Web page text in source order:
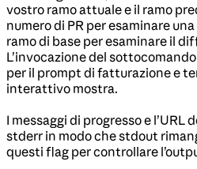
vostro ramo attuale e il ramo
numero di PR per esaminare
ramo di base per esaminare il
L’invocazione del
per il prompt di fatturazione e
interattivo mostra.
I messaggi di progresso e l’URL
stderr in modo che stdout
questi flag per controllare